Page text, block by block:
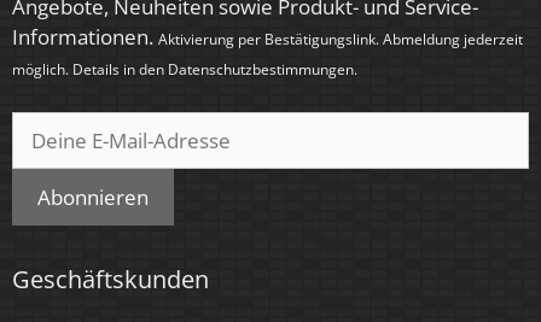
Zündzeit
< 0,5 Sek.
Farbe
Schwarz
Farbkonsistenz
Angebote, Neuheiten sowie Produkt- und Service-
Informationen. Aktivierung per Bestätigungslink. Abmeldung jederzeit
möglich. Details in den Datenschutzbestimmungen.
Abonnieren
Geschäftskunden